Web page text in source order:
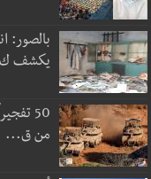
يكشف
50
من ق...